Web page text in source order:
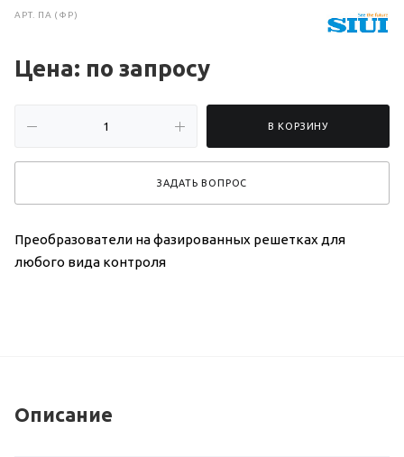
АРТ. ПА (ФР)
Цена: по запросу
В КОРЗИНУ
ЗАДАТЬ ВОПРОС
Преобразователи на фазированных решетках для
любого вида контроля
Описание